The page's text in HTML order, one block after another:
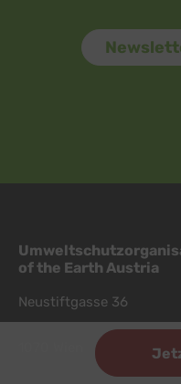
of the Earth Austria
Neustiftgasse 36